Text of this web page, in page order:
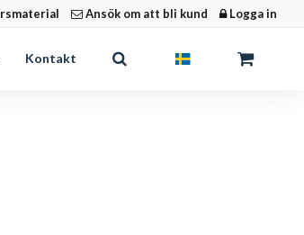
Ansök om att bli kund Logga in
Kontakt